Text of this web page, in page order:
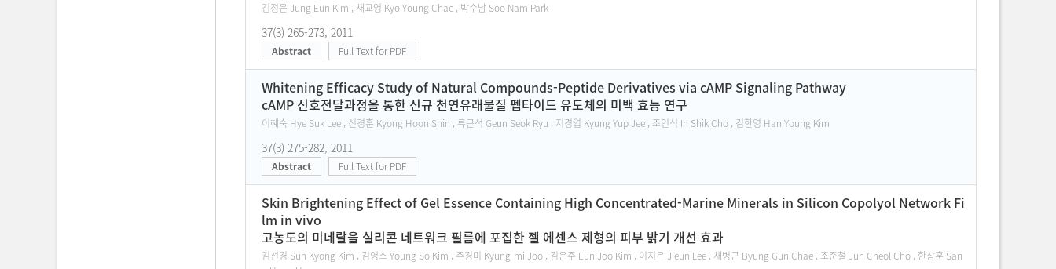
김정은 Jung Eun Kim , 채교영 Kyo Young Chae , 박수남 Soo Nam Park
37(3) 265-273, 2011
Abstract Full Text for PDF
Whitening Efficacy Study of Natural Compounds-Peptide Derivatives via cAMP Signaling Pathway
cAMP 신호전달과정을 통한 신규 천연유래물질 펩타이드 유도체의 미백 효능 연구
이혜숙 Hye Suk Lee , 신경훈 Kyong Hoon Shin , 류근석 Geun Seok Ryu , 지경엽 Kyung Yup Jee , 조인식 In Shik Cho , 김한영 Han Young Kim
37(3) 275-282, 2011
Abstract Full Text for PDF
Skin Brightening Effect of Gel Essence Containing High Concentrated-Marine Minerals in Silicon Copolyol Network Fi
lm in vivo
고농도의 미네랄을 실리콘 네트워크 필름에 포집한 젤 에센스 제형의 피부 밝기 개선 효과
김선경 Sun Kyong Kim , 김영소 Young So Kim , 주경미 Kyung-mi Joo , 김은주 Eun Joo Kim , 이지은 Jieun Lee , 채병근 Byung Gun Chae , 조준철 Jun Cheol Cho , 한상훈 San